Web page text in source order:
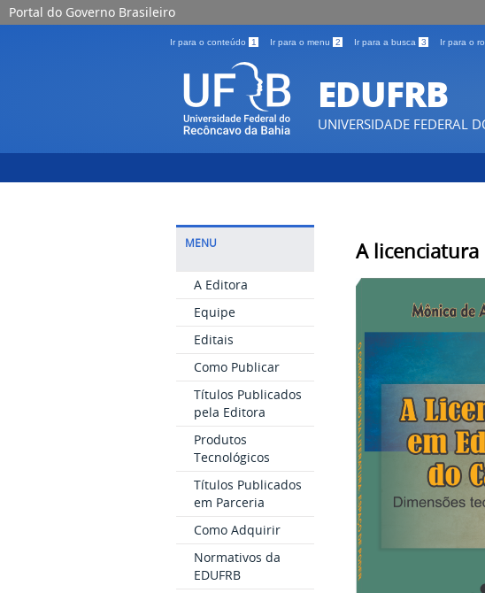
Portal do Governo Brasileiro
Ir para o conteúdo 1 Ir para o menu 2 Ir para a busca 3 Ir para o
EDUFRB
UNIVERSIDADE FEDERAL
MENU
A Editora
Equipe
Editais
Como Publicar
Títulos Publicados
pela Editora
Produtos
Tecnológicos
Títulos Publicados
em Parceria
Como Adquirir
Normativos da
EDUFRB
A licenciatura